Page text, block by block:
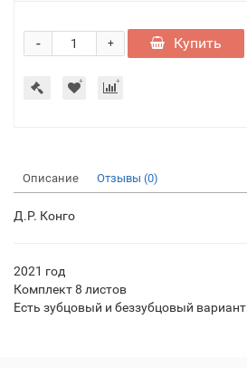
+
- Купить
Описание Отзывы (0)
Д.Р. Конго
2021 год
Комплект 8 листов
Есть зубцовый и беззубцовый вариант